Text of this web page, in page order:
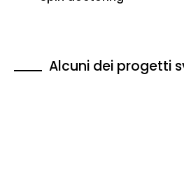
Alcuni dei progetti